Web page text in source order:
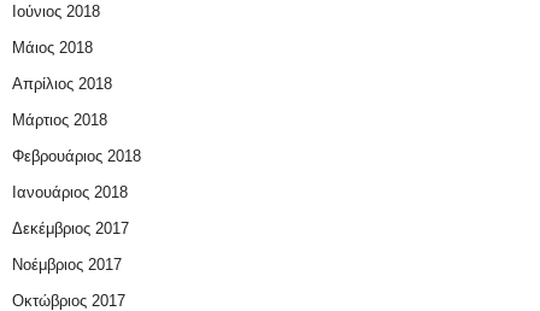
Ιούνιος 2018
Μάιος 2018
Απρίλιος 2018
Μάρτιος 2018
Φεβρουάριος 2018
Ιανουάριος 2018
Δεκέμβριος 2017
Νοέμβριος 2017
Οκτώβριος 2017